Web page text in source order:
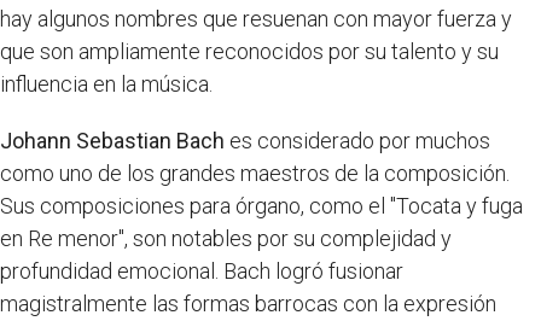
hay algunos nombres que resuenan con mayor fuerza y
que son ampliamente reconocidos por su talento y su
influencia en la música.
Johann Sebastian Bach es considerado por muchos
como uno de los grandes maestros de la composición.
Sus composiciones para órgano, como el "Tocata y fuga
en Re menor", son notables por su complejidad y
profundidad emocional. Bach logró fusionar
magistralmente las formas barrocas con la expresión